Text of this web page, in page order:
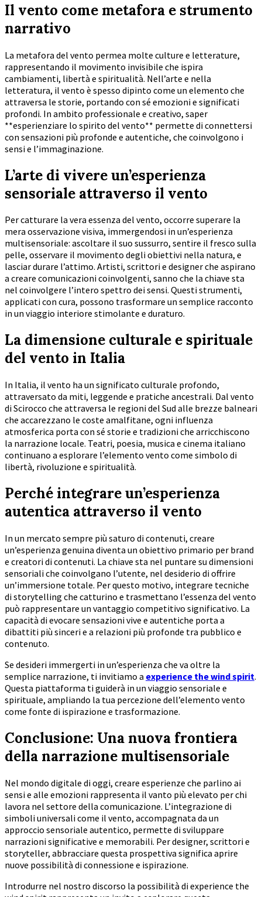
Il vento come metafora e strumento
narrativo
La metafora del vento permea molte culture e letterature,
rappresentando il movimento invisibile che ispira
cambiamenti, libertà e spiritualità. Nell’arte e nella
letteratura, il vento è spesso dipinto come un elemento che
attraversa le storie, portando con sé emozioni e significati
profondi. In ambito professionale e creativo, saper
**esperienziare lo spirito del vento** permette di connettersi
con sensazioni più profonde e autentiche, che coinvolgono i
sensi e l’immaginazione.
L’arte di vivere un’esperienza
sensoriale attraverso il vento
Per catturare la vera essenza del vento, occorre superare la
mera osservazione visiva, immergendosi in un’esperienza
multisensoriale: ascoltare il suo sussurro, sentire il fresco sulla
pelle, osservare il movimento degli obiettivi nella natura, e
lasciar durare l’attimo. Artisti, scrittori e designer che aspirano
a creare comunicazioni coinvolgenti, sanno che la chiave sta
nel coinvolgere l’intero spettro dei sensi. Questi strumenti,
applicati con cura, possono trasformare un semplice racconto
in un viaggio interiore stimolante e duraturo.
La dimensione culturale e spirituale
del vento in Italia
In Italia, il vento ha un significato culturale profondo,
attraversato da miti, leggende e pratiche ancestrali. Dal vento
di Scirocco che attraversa le regioni del Sud alle brezze balneari
che accarezzano le coste amalfitane, ogni influenza
atmosferica porta con sé storie e tradizioni che arricchiscono
la narrazione locale. Teatri, poesia, musica e cinema italiano
continuano a esplorare l’elemento vento come simbolo di
libertà, rivoluzione e spiritualità.
Perché integrare un’esperienza
autentica attraverso il vento
In un mercato sempre più saturo di contenuti, creare
un’esperienza genuina diventa un obiettivo primario per brand
e creatori di contenuti. La chiave sta nel puntare su dimensioni
sensoriali che coinvolgano l’utente, nel desiderio di offrire
un’immersione totale. Per questo motivo, integrare tecniche
di storytelling che catturino e trasmettano l’essenza del vento
può rappresentare un vantaggio competitivo significativo. La
capacità di evocare sensazioni vive e autentiche porta a
dibattiti più sinceri e a relazioni più profonde tra pubblico e
contenuto.
Se desideri immergerti in un’esperienza che va oltre la
semplice narrazione, ti invitiamo a experience the wind spirit.
Questa piattaforma ti guiderà in un viaggio sensoriale e
spirituale, ampliando la tua percezione dell’elemento vento
come fonte di ispirazione e trasformazione.
Conclusione: Una nuova frontiera
della narrazione multisensoriale
Nel mondo digitale di oggi, creare esperienze che parlino ai
sensi e alle emozioni rappresenta il vanto più elevato per chi
lavora nel settore della comunicazione. L’integrazione di
simboli universali come il vento, accompagnata da un
approccio sensoriale autentico, permette di sviluppare
narrazioni significative e memorabili. Per designer, scrittori e
storyteller, abbracciare questa prospettiva significa aprire
nuove possibilità di connessione e ispirazione.
Introdurre nel nostro discorso la possibilità di experience the